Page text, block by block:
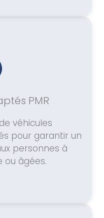
PMR
véhicules
pour garantir un
personnes à
ou âgées.